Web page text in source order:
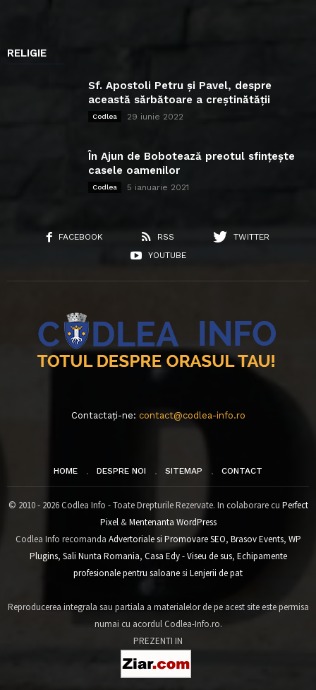
RELIGIE
Sf. Apostoli Petru și Pavel, despre
această sărbătoare a creștinătății
Codlea 29 iunie 2022
În Ajun de Bobotează preotul sfințește
casele oamenilor
Codlea 5 ianuarie 2021
FACEBOOK RSS
TWITTER
YOUTUBE
Contactați-ne: contact@codlea-info.ro
HOME DESPRE NOI SITEMAP CONTACT
© 2010 - 2026 Codlea Info - Toate Drepturile Rezervate. In colaborare cu Perfect
Pixel&Mentenanta WordPress
Codlea Info recomanda Advertoriale si Promovare SEO, Brasov Events, WP
Plugins, Sali Nunta Romania, Casa Edy - Viseu de sus, Echipamente
profesionale pentru saloanesi Lenjerii de pat
Reproducerea integrala sau partiala a materialelor de pe acest site este permisa
numai cu acordul Codlea-Info.ro.
PREZENTI IN